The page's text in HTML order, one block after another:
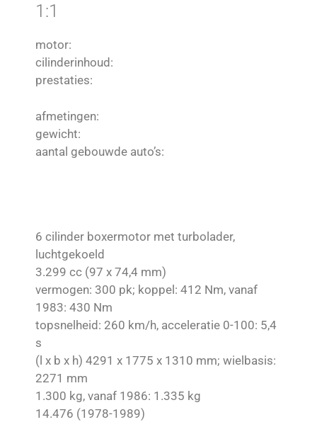
1:1
motor:
cilinderinhoud:
prestaties:
afmetingen:
gewicht:
aantal gebouwde auto’s:
6 cilinder boxermotor met turbolader,
luchtgekoeld
3.299 cc (97 x 74,4 mm)
vermogen: 300 pk; koppel: 412 Nm, vanaf
1983: 430 Nm
topsnelheid: 260 km/h, acceleratie 0-100: 5,4
s
(l x b x h) 4291 x 1775 x 1310 mm; wielbasis:
2271 mm
1.300 kg, vanaf 1986: 1.335 kg
14.476 (1978-1989)